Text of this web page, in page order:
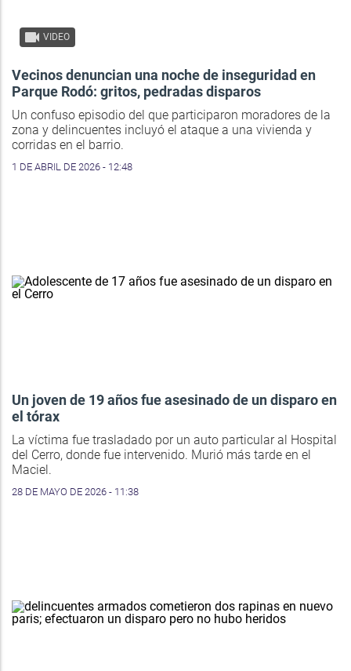
VIDEO
Vecinos denuncian una noche de inseguridad en
Parque Rodó: gritos, pedradas disparos
Un confuso episodio del que participaron moradores de la
zona y delincuentes incluyó el ataque a una vivienda y
corridas en el barrio.
1 DE ABRIL DE 2026 - 12:48
Un joven de 19 años fue asesinado de un disparo en
el tórax
La víctima fue trasladado por un auto particular al Hospital
del Cerro, donde fue intervenido. Murió más tarde en el
Maciel.
28 DE MAYO DE 2026 - 11:38